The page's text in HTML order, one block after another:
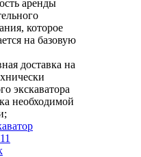
аренды
которое
на базовую
доставка на
экскаватора
необходимой